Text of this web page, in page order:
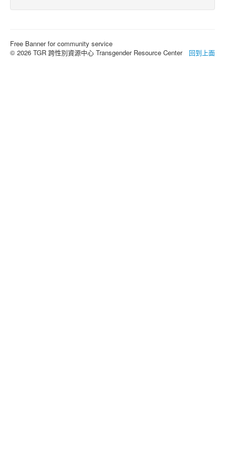
Free Banner for community service
回到上面
© 2026 TGR 跨性別資源中心 Transgender Resource Center